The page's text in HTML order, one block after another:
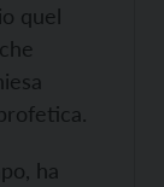
quel
ha